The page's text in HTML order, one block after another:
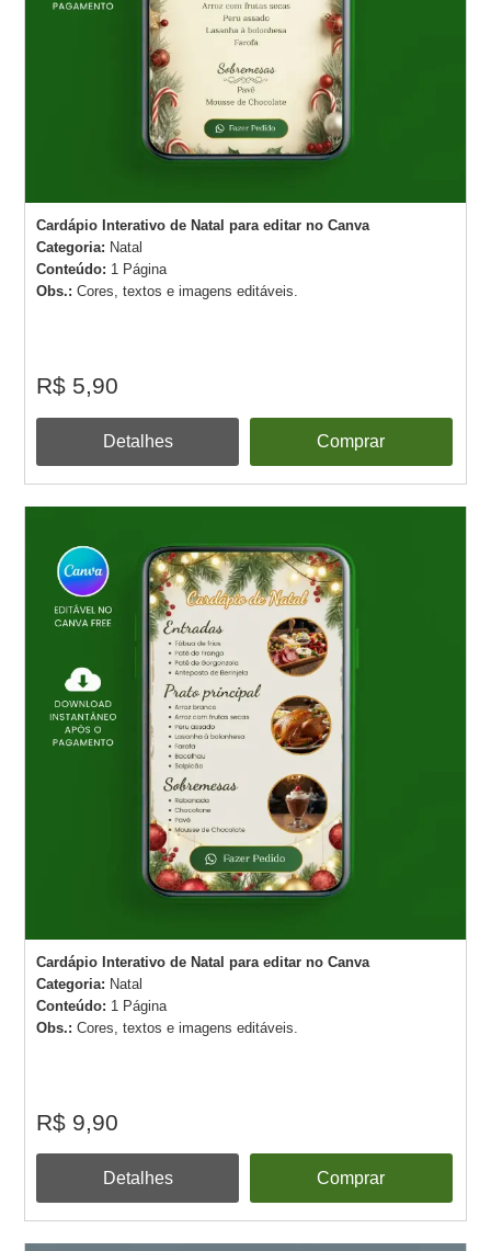
Cardápio Interativo de Natal para editar no Canva
Categoria: Natal
Conteúdo: 1 Página
Obs.:Cores, textos e imagens editáveis.
R$ 5,90
Detalhes Comprar
Cardápio Interativo de Natal para editar no Canva
Categoria: Natal
Conteúdo: 1 Página
Obs.:Cores, textos e imagens editáveis.
R$ 9,90
Detalhes Comprar